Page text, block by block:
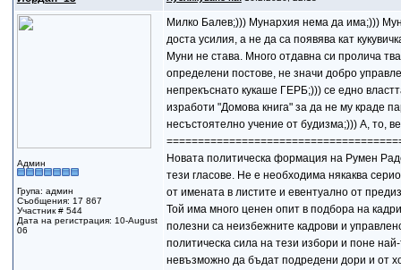
Админ
Група: админ
Съобщения: 17 867
Участник # 544
Дата на регистрация: 10-August
06
Mилко Балев;))) Мунархия нема да има;)))
доста усилия, а не да са появява кат
Муни не става. Много отдавна си пролича
определени постове, не значи добро
непрекъснато кукаше ГЕРБ;))) се едно
изработи "Домова книга" за да не му краде
несъстоятелно учение от будизма;))) А, то,
Новата политическа формация на Румен
тези гласове. Не е необходима някаква
от имената в листите и евентуално от
Той има много ценен опит в подбора на
полезни са неизбежните кадрови и
политическа сила на тези избори и поне
невъзможно да бъдат подредени дори и от